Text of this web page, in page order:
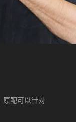
原配可以针对